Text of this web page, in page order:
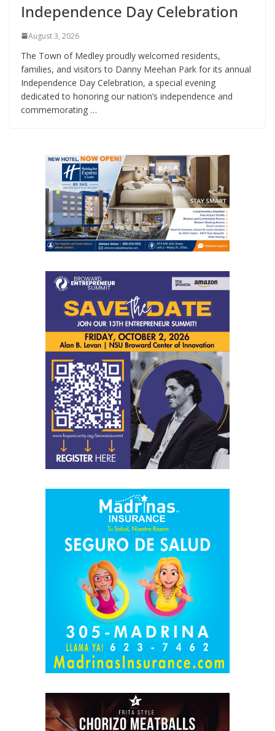
Independence Day Celebration
August 3, 2026
The Town of Medley proudly welcomed residents,
families, and visitors to Danny Meehan Park for its annual
Independence Day Celebration, a special evening
dedicated to honoring our nation’s independence and
commemorating …